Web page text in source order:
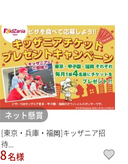
ネット懸賞
[東京・兵庫・福岡]キッザニア招
待...
8名様